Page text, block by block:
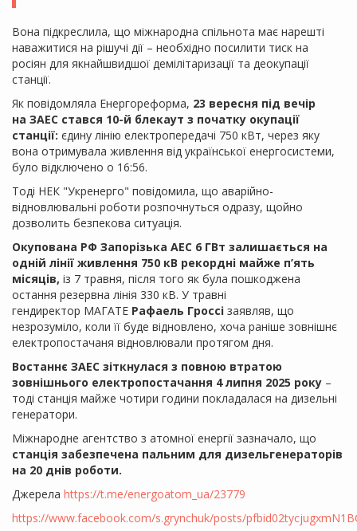
Вона підкреслила, що міжнародна спільнота має нарешті
наважитися на рішучі дії – необхідно посилити тиск на
росіян для якнайшвидшої демілітаризації та деокупації
станції.
Як повідомляла Енергореформа, 23 вересня під вечір
на ЗАЕС стався 10-й блекаут з початку окупації
станції: єдину лінію електропередачі 750 кВт, через яку
вона отримувала живлення від української енергосистеми,
було відключено о 16:56.
Тоді НЕК "Укренерго" повідомила, що аварійно-
відновлювальні роботи розпочнуться одразу, щойно
дозволить безпекова ситуація.
Окупована РФ Запорізька АЕС 6 ГВт залишається на
одній лінії живлення 750 кВ рекордні майже п’ять
місяців, із 7 травня, після того як була пошкоджена
остання резервна лінія 330 кВ. У травні
гендиректор МАГАТЕ Рафаель Гроссі заявляв, що
незрозуміло, коли її буде відновлено, хоча раніше зовнішнє
електропостачаня відновлювали протягом дня.
Востаннє ЗАЕС зіткнулася з повною втратою
зовнішнього електропостачання 4 липня 2025 року –
тоді станція майже чотири години покладалася на дизельні
генератори.
Міжнародне агентство з атомної енергії зазначало, що
станція забезпечена пальним для дизельгенераторів
на 20 днів роботи.
Джерела https://t.me/energoatom_ua/23779
https://www.facebook.com/s.grynchuk/posts/